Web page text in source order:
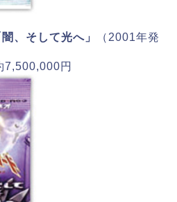
、そして光へ」
（2001年発
7,500,000円